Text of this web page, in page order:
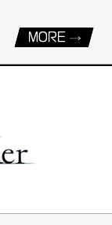
MORE